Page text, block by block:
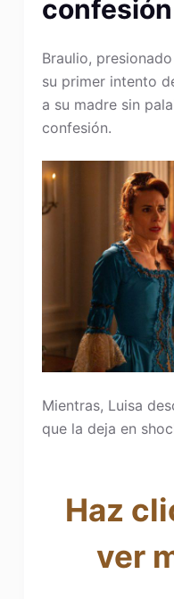
confesión
Braulio,
su primer intento
a su madre sin
confesión.
Mientras, Luisa
que la deja en
Haz
ver